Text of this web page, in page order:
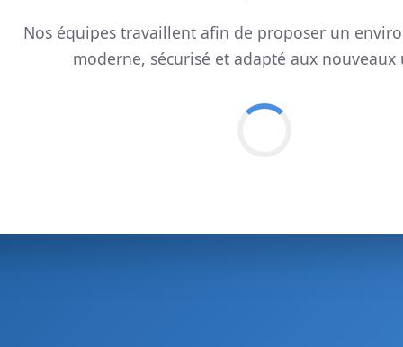
Nos équipes travaillent afin de proposer un
moderne, sécurisé et adapté aux nouveaux